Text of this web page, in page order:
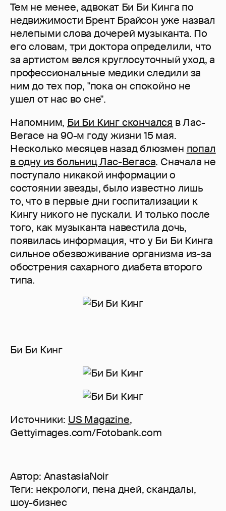
Тем не менее, адвокат Би Би Кинга по
недвижимости Брент Брайсон уже назвал
нелепыми слова дочерей музыканта. По
его словам, три доктора определили, что
за артистом велся круглосуточный уход, а
профессиональные медики следили за
ним до тех пор, "пока он спокойно не
ушел от нас во сне".
Напомним, Би Би Кинг скончался в Лас-
Вегасе на 90-м году жизни 15 мая.
Несколько месяцев назад блюзмен попал
в одну из больниц Лас-Вегаса. Сначала не
поступало никакой информации о
состоянии звезды, было известно лишь
то, что в первые дни госпитализации к
Кингу никого не пускали. И только после
того, как музыканта навестила дочь,
появилась информация, что у Би Би Кинга
сильное обезвоживание организма из-за
обострения сахарного диабета второго
типа.
Би Би Кинг
Источники: US Magazine,
Gettyimages.com/Fotobank.com
Автор: AnastasiaNoir
Теги: некрологи, пена дней,скандалы,
шоу-бизнес